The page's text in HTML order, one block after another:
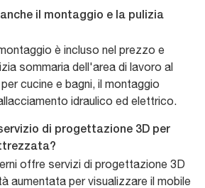
anche il montaggio e la pulizia
è incluso nel prezzo e
sommaria dell'area di lavoro al
cucine e bagni, il montaggio
idraulico ed elettrico.
di progettazione 3D per
offre servizi di progettazione 3D
aumentata per visualizzare il mobile